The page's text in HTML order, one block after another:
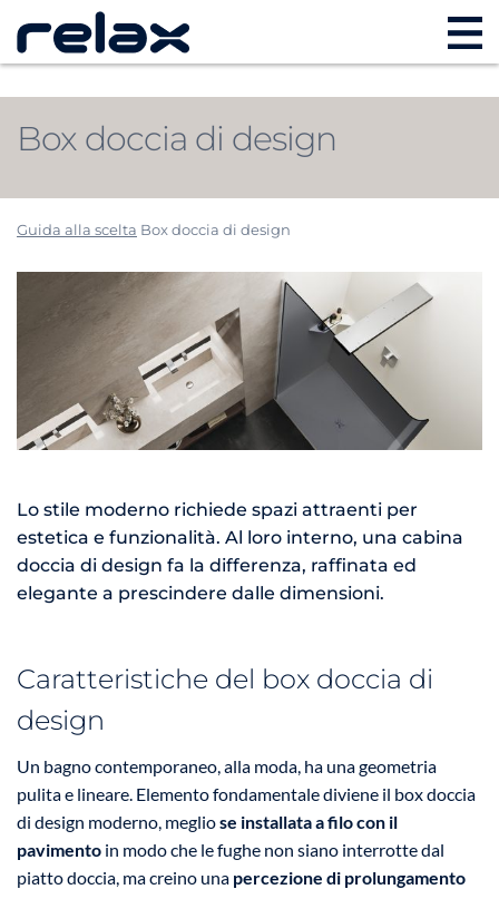
Box doccia di design
Guida alla scelta Box doccia di design
Lo stile moderno richiede spazi attraenti per
estetica e funzionalità. Al loro interno, una cabina
doccia di design fa la differenza, raffinata ed
elegante a prescindere dalle dimensioni.
Caratteristiche del box doccia di
design
Un bagno contemporaneo, alla moda, ha una geometria
pulita e lineare. Elemento fondamentale diviene il box doccia
di design moderno, megliose installata a filo con il
pavimento in modo che le fughe non siano interrotte dal
piatto doccia, ma creino una percezione di prolungamento